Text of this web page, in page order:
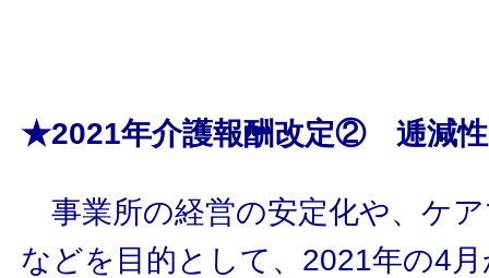
★2021年介護報酬改定② 逓減性
事業所の経営の安定化や、ケ
などを目的として、2021年の4